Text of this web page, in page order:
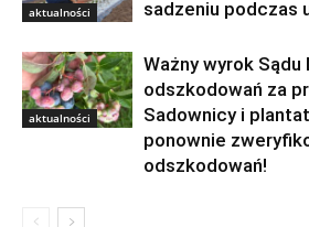
aktualności
sadzeniu podczas
aktualności
Ważny wyrok
odszkodowań za
Sadownicy i
ponownie
odszkodowań!